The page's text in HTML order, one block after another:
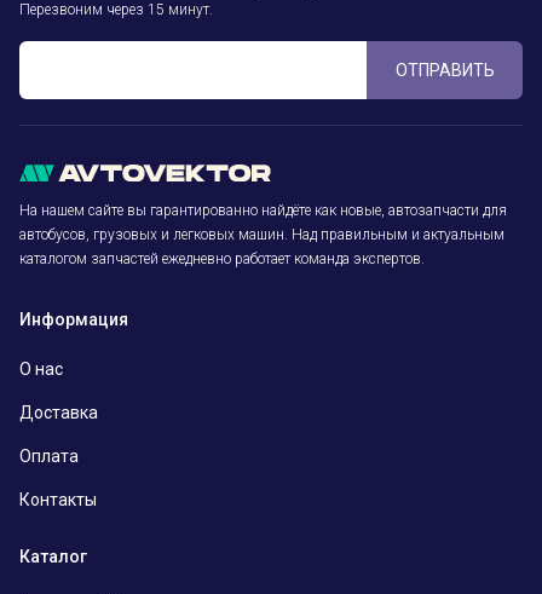
Перезвоним через 15 минут.
ОТПРАВИТЬ
На нашем сайте вы гарантированно найдёте как новые, автозапчасти для
автобусов, грузовых и легковых машин. Над правильным и актуальным
каталогом запчастей ежедневно работает команда экспертов.
Информация
О нас
Доставка
Оплата
Контакты
Каталог